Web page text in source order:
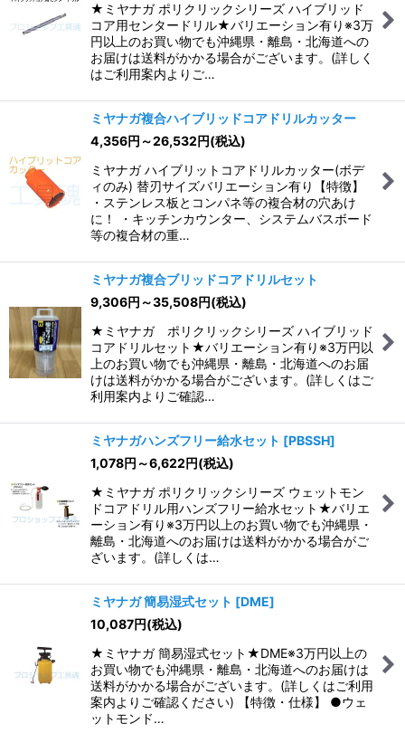
★ミヤナガ ポリクリックシリーズ ハイブリッド
コア用センタードリル★バリエーション有り※3万
円以上のお買い物でも沖縄県・離島・北海道への
お届けは送料がかかる場合がございます。(詳しく
はご利用案内よりご…
ミヤナガ複合ハイブリッドコアドリルカッター
4,356円 ～26,532円(税込)
ミヤナガ ハイブリットコアドリルカッター(ボデ
ィのみ) 替刃サイズバリエーション有り【特徴】
・ステンレス板とコンパネ等の複合材の穴あけ
に！ ・キッチンカウンター、システムバスボード
等の複合材の重…
ミヤナガ複合ブリッドコアドリルセット
9,306円 ～35,508円(税込)
★ミヤナガ ポリクリックシリーズ ハイブリッド
コアドリルセット★バリエーション有り※3万円以
上のお買い物でも沖縄県・離島・北海道へのお届
けは送料がかかる場合がございます。(詳しくはご
利用案内よりご確認…
ミヤナガハンズフリー給水セット [PBSSH]
1,078円 ～6,622円(税込)
★ミヤナガ ポリクリックシリーズ ウェットモン
ドコアドリル用ハンズフリー給水セット★バリエ
ーション有り※3万円以上のお買い物でも沖縄県・
離島・北海道へのお届けは送料がかかる場合がご
ざいます。(詳しくは…
ミヤナガ 簡易湿式セット [DME]
10,087円(税込)
★ミヤナガ 簡易湿式セット★DME※3万円以上の
お買い物でも沖縄県・離島・北海道へのお届けは
送料がかかる場合がございます。(詳しくはご利用
案内よりご確認ください) 【特徴・仕様】 ●ウェ
ットモンド…